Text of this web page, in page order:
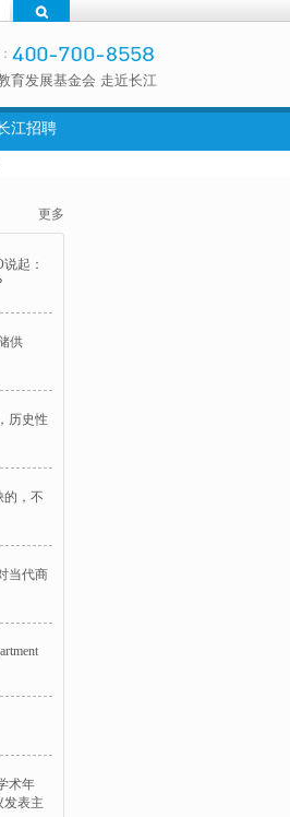
育发展基金会 走近长江
江招聘
更多
起：
供
历史性
的，不
当代商
术年
发表主